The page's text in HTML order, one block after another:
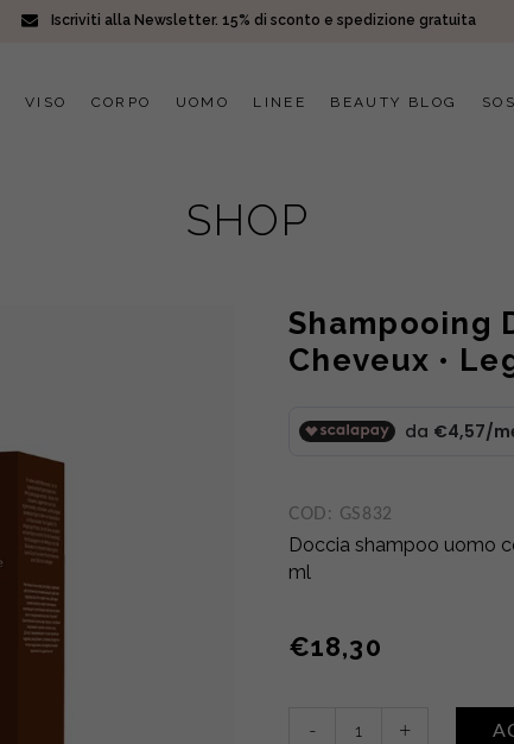
Iscriviti alla Newsletter. 15% di sconto e spedizione gratuita
VISO CORPO UOMO LINEE BEAUTY BLOG
SHOP
Shampooing
Cheveux •
COD: GS832
Doccia shampoo uomo
ml
€18,30
- +